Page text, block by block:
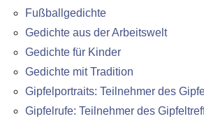
Fußballgedichte
Gedichte aus der Arbeitswelt
Gedichte für Kinder
Gedichte mit Tradition
Gipfelportraits: Teilnehmer des
Gipfelrufe: Teilnehmer des